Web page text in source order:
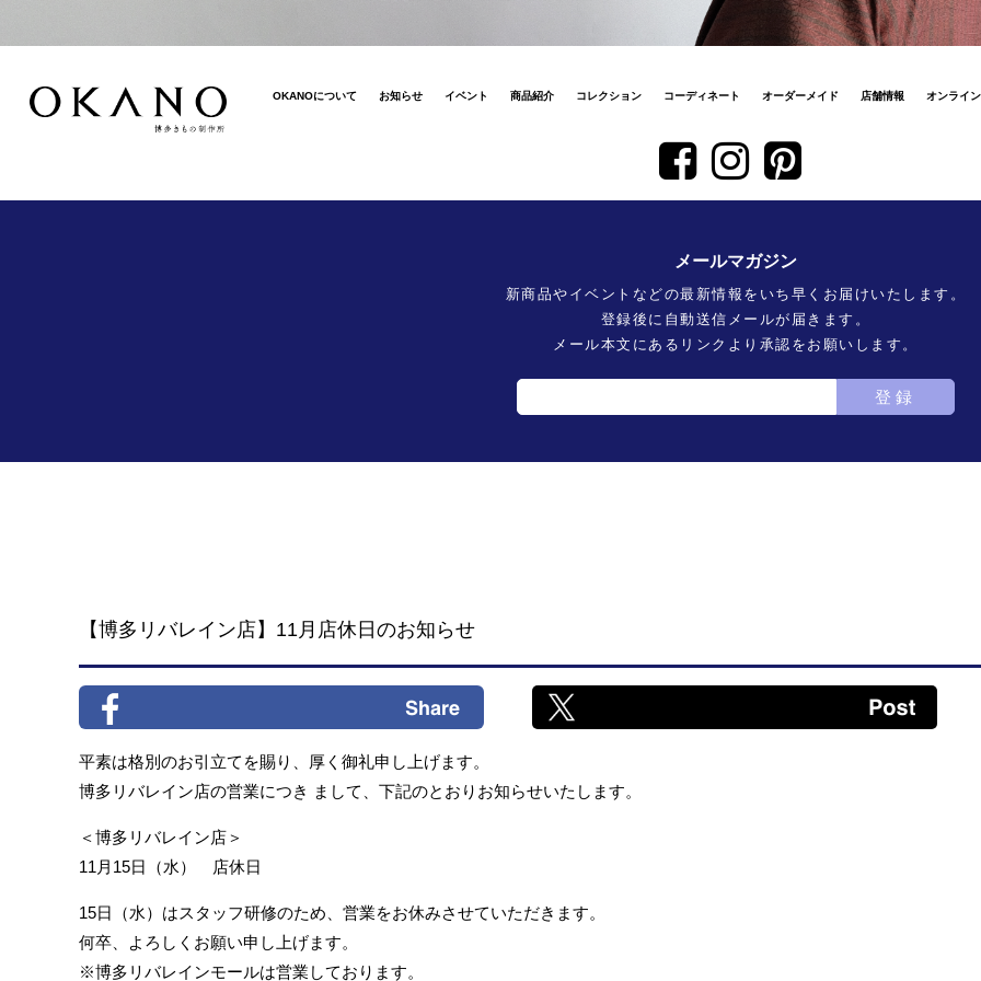
OKANOについて お知らせ イベント 商品紹介 コレクション コーディネート オーダーメイド 店舗情報 オンライ
メールマガジン
新商品やイベントなどの最新情報をいち早くお届けいたします。
登録後に自動送信メールが届きます。
メール本文にあるリンクより承認をお願いします。
登録
【博多リバレイン店】11月店休日のお知らせ
平素は格別のお引立てを賜り、厚く御礼申し上げます。
博多リバレイン店の営業につき まして、下記のとおりお知らせいたします。
＜博多リバレイン店＞
11月15日（水） 店休日
15日（水）はスタッフ研修のため、営業をお休みさせていただきます。
何卒、よろしくお願い申し上げます。
※博多リバレインモールは営業しております。